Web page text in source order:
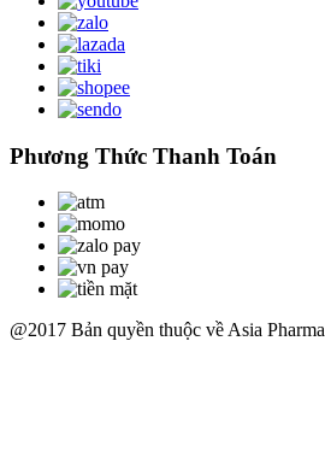
Phương Thức Thanh Toán
@2017 Bản quyền thuộc về Asia Pharma